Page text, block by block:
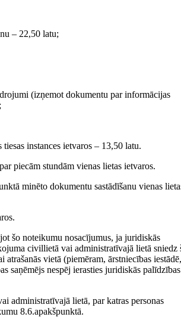
– 22,50 latu;
(izņemot dokumentu par informācijas
instances ietvaros – 13,50 latu.
piecām stundām vienas lietas ietvaros.
minēto dokumentu sastādīšanu vienas
šo noteikumu nosacījumus, ja juridiskās
civillietā vai administratīvajā lietā sniedz
vietā (piemēram, ārstniecības iestādē,
saņēmējs nespēj ierasties juridiskās palīdzības
administratīvajā lietā, par katras personas
8.6.apakšpunktā.